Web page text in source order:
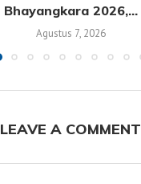
Bhayangkara 2026,...
Agustus 7, 2026
LEAVE A COMMENT